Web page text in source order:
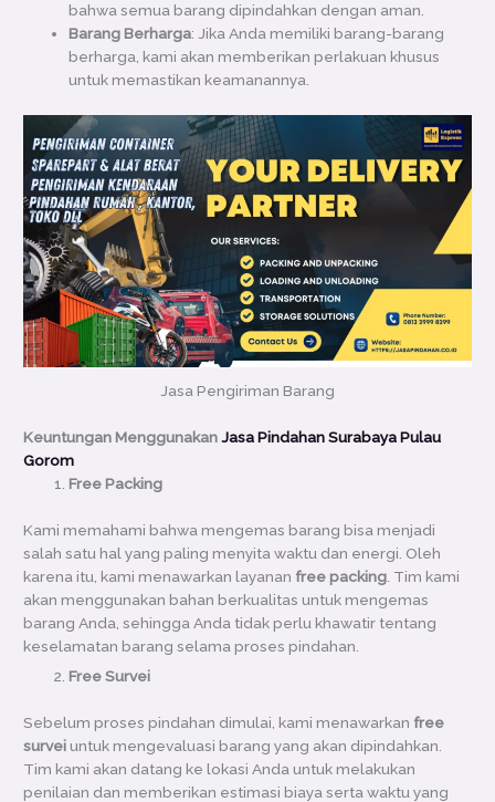
bahwa semua barang dipindahkan dengan aman.
Barang Berharga: Jika Anda memiliki barang-barang
berharga, kami akan memberikan perlakuan khusus
untuk memastikan keamanannya.
Jasa Pengiriman Barang
Keuntungan MenggunakanJasa Pindahan Surabaya Pulau
Gorom
Free Packing
Kami memahami bahwa mengemas barang bisa menjadi
salah satu hal yang paling menyita waktu dan energi. Oleh
karena itu, kami menawarkan layanan free packing . Tim kami
akan menggunakan bahan berkualitas untuk mengemas
barang Anda, sehingga Anda tidak perlu khawatir tentang
keselamatan barang selama proses pindahan.
Free Survei
Sebelum proses pindahan dimulai, kami menawarkan free
surveiuntuk mengevaluasi barang yang akan dipindahkan.
Tim kami akan datang ke lokasi Anda untuk melakukan
penilaian dan memberikan estimasi biaya serta waktu yang